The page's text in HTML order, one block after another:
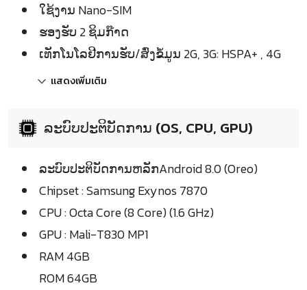
ໃຊ້ງານ Nano-SIM
ຮອງຮັບ 2 ຊິມກ໊າດ
ເທັກໂນໂລຢີການຮັບ/ສົ່ງຂໍ້ມູນ 2G, 3G: HSPA+ , 4G
แสดงเพิ่มเติม
ລະບົບປະຕິບັດການ (OS, CPU, GPU)
ລະບົບປະຕິບັດການຫລັກAndroid 8.0 (Oreo)
Chipset : Samsung Exynos 7870
CPU : Octa Core (8 Core) (1.6 GHz)
GPU : Mali-T830 MP1
RAM 4GB
ROM 64GB